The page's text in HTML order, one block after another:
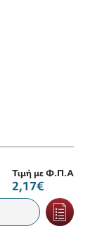
Τιμή με Φ.Π.Α
2,17€